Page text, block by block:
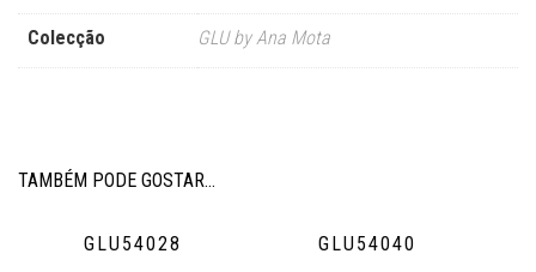
Colecção GLU by Ana Mota
TAMBÉM PODE GOSTAR…
GLU54028 GLU54040